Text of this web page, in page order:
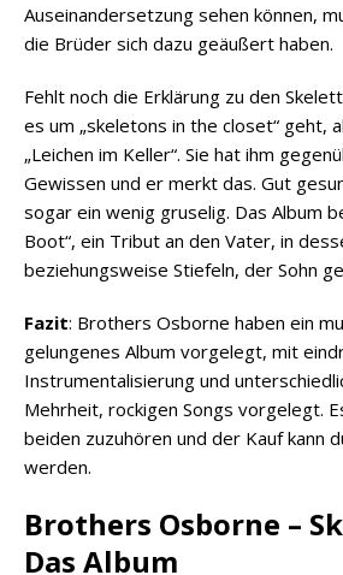
Auseinandersetzung sehen können,
die Brüder sich dazu geäußert haben.
Fehlt noch die Erklärung zu den
es um „skeletons in the closet“ geht,
„Leichen im Keller“. Sie hat ihm
Gewissen und er merkt das. Gut
sogar ein wenig gruselig. Das Album
Boot“, ein Tribut an den Vater, in
beziehungsweise Stiefeln, der Sohn
Fazit: Brothers Osborne haben ein
gelungenes Album vorgelegt, mit
Instrumentalisierung und
Mehrheit, rockigen Songs vorgelegt.
beiden zuzuhören und der Kauf kann
werden.
Brothers Osborne –
Das Album